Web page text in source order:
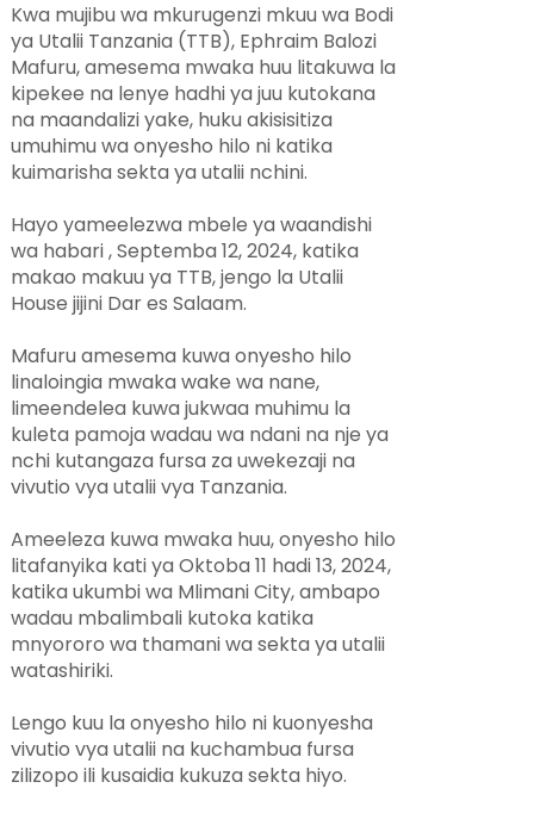
Kwa mujibu wa mkurugenzi mkuu wa Bodi
ya Utalii Tanzania (TTB), Ephraim Balozi
Mafuru, amesema mwaka huu litakuwa la
kipekee na lenye hadhi ya juu kutokana
na maandalizi yake, huku akisisitiza
umuhimu wa onyesho hilo ni katika
kuimarisha sekta ya utalii nchini.
Hayo yameelezwa mbele ya waandishi
wa habari , Septemba 12, 2024, katika
makao makuu ya TTB, jengo la Utalii
House jijini Dar es Salaam.
Mafuru amesema kuwa onyesho hilo
linaloingia mwaka wake wa nane,
limeendelea kuwa jukwaa muhimu la
kuleta pamoja wadau wa ndani na nje ya
nchi kutangaza fursa za uwekezaji na
vivutio vya utalii vya Tanzania.
Ameeleza kuwa mwaka huu, onyesho hilo
litafanyika kati ya Oktoba 11 hadi 13, 2024,
katika ukumbi wa Mlimani City, ambapo
wadau mbalimbali kutoka katika
mnyororo wa thamani wa sekta ya utalii
watashiriki.
Lengo kuu la onyesho hilo ni kuonyesha
vivutio vya utalii na kuchambua fursa
zilizopo ili kusaidia kukuza sekta hiyo.